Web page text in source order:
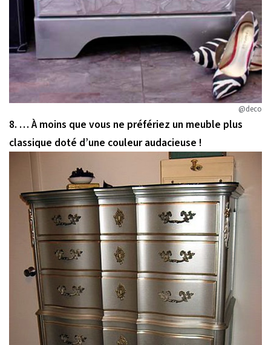
@deco
8. … À moins que vous ne préfériez un meuble plus
classique doté d’une couleur audacieuse !